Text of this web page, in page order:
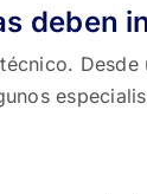
deben